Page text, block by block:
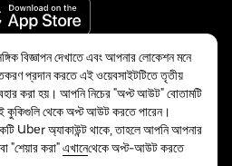
বিজ্ঞাপন দেখাতে এবং আপনার লোকেশন মনে
প্রদান করতে এই ওয়েবসাইটটিতে তৃতীয়
করা হয়। আপনি নিচের "অপ্ট আউট" বোতামটি
কুকিগুলি থেকে অপ্ট আউট করতে পারেন।
Uber অ্যাকাউন্ট থাকে, তাহলে আপনি আপনার
"শেয়ার করা"এখানেথেকে অপ্ট-আউট করতে